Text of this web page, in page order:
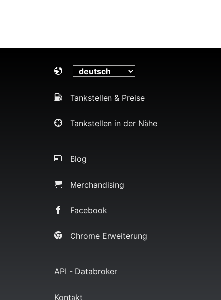
Tankstellen & Preise
Tankstellen in der Nähe
Blog
Merchandising
Facebook
Chrome Erweiterung
API - Databroker
Kontakt